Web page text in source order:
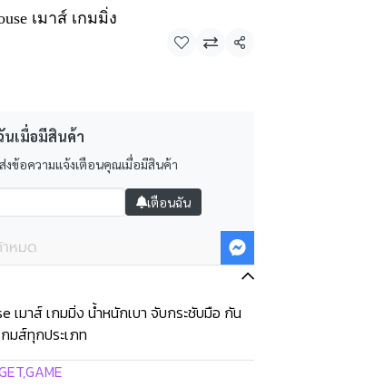
เมาส์ เกมมิ่ง
แชร์
นเมื่อมีสินค้า
งข้อความแจ้งเตือนคุณเมื่อมีสินค้า
เตือนฉัน
หมด
เมาส์ เกมมิ่ง น้ำหนักเบา จับกระชับมือ กัน
มส์ทุกประเภท
,GAME